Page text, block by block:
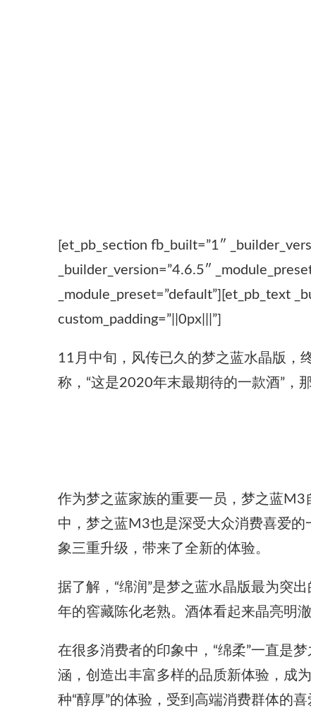
[et_pb_section fb_built=”1″
_builder_version=”4.6.5″
_module_preset=”default”][et_pb_text
custom_padding=”||0px|||”]
11月中旬，风传已久的梦之蓝水晶版，
称，“这是2020年末最期待的一款酒”，
作为梦之蓝家族的重要一员，梦之蓝
中，梦之蓝M3也是深受大众消费喜爱
象三重升级，带来了全新的体验。
据了解，“绵润”是梦之蓝水晶版最为突
年的窖藏陈化老熟。酒体看起来晶亮明
在很多消费者的印象中，“绵柔”一直是
涵，创造出丰富多样的品质新体验，成
种“醇厚”的体验，受到高端消费群体的